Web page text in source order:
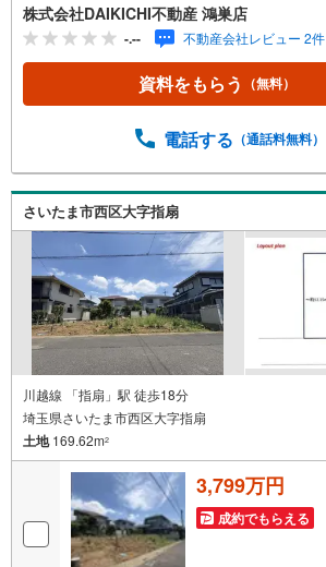
株式会社DAIKICHI不動産 鴻巣店
-.-- 不動産会社レビュー 2件
資料をもらう （無料）
電話する （通話料無料）
さいたま市西区大字指扇
川越線 「指扇」駅 徒歩18分
埼玉県さいたま市西区大字指扇
土地169.62m2
3,799万円
成約でもらえる